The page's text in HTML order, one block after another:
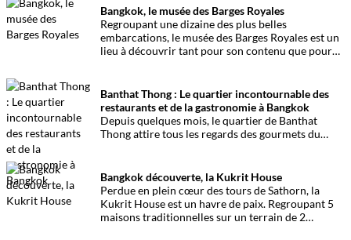
réussite.
Bangkok, le musée des Barges Royales
Regroupant une dizaine des plus belles
embarcations, le musée des Barges Royales est un
lieu à découvrir tant pour son contenu que pour
Banthat Thong : Le quartier incontournable des
restaurants et de la gastronomie à Bangkok
Depuis quelques mois, le quartier de Banthat
Thong attire tous les regards des gourmets du
de la gastronomie et du tourisme à Bangkok.
Bangkok découverte, la Kukrit House
Perdue en plein cœur des tours de Sathorn, la
Kukrit House est un havre de paix. Regroupant 5
maisons traditionnelles sur un terrain de 2